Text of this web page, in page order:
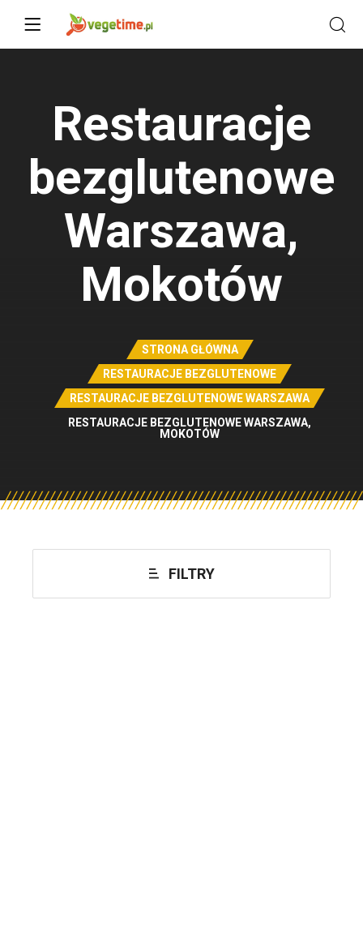
Restauracje
bezglutenowe
Warszawa,
Mokotów
STRONA GŁÓWNA
RESTAURACJE BEZGLUTENOWE
RESTAURACJE BEZGLUTENOWE WARSZAWA
RESTAURACJE BEZGLUTENOWE WARSZAWA,
MOKOTÓW
FILTRY